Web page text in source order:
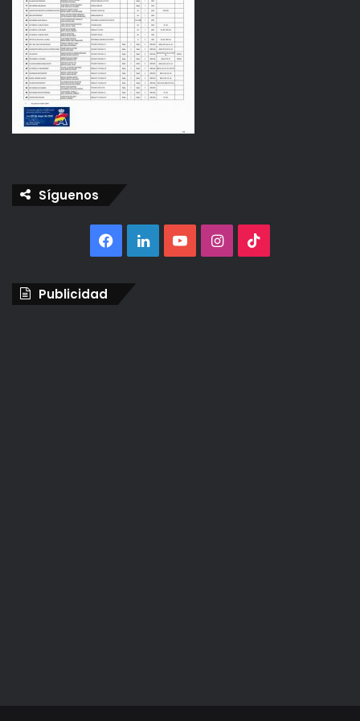
Síguenos
Facebook
LinkedInYouTubeInstagram
Publicidad